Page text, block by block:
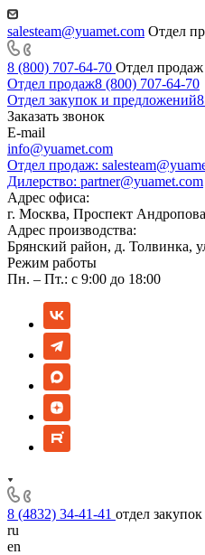
salesteam@yuamet.com Отдел
8 (800) 707-64-70 Отдел продаж
Отдел продаж8 (800) 707-64-70
Отдел закупок и предложений
Заказать звонок
E-mail
info@yuamet.com
Отдел продаж:
Дилерство: partner@yuamet.com
Адрес офиса:
г. Москва, Проспект
Адрес производства:
Брянский район, д. Толвинка,
Режим работы
Пн. – Пт.: с 9:00 до 18:00
8 (4832) 34-41-41 отдел
ru
en